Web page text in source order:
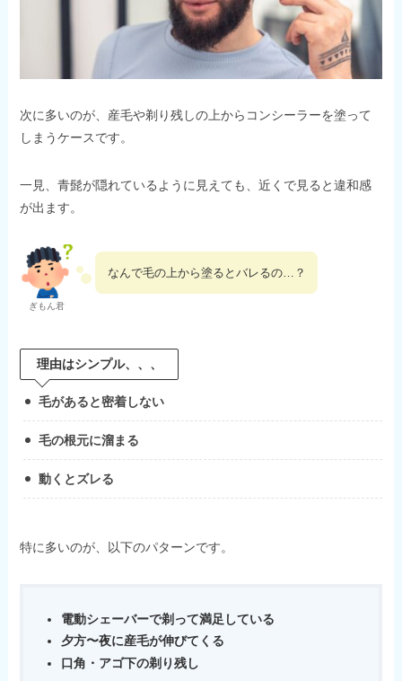
次に多いのが、産毛や剃り残しの上からコンシーラーを塗って
しまうケースです。
一見、青髭が隠れているように見えても、近くで見ると違和感
が出ます。
ぎもん君
なんで毛の上から塗るとバレるの…？
理由はシンプル、、、
毛があると密着しない
毛の根元に溜まる
動くとズレる
特に多いのが、以下のパターンです。
電動シェーバーで剃って満足している
夕方〜夜に産毛が伸びてくる
口角・アゴ下の剃り残し